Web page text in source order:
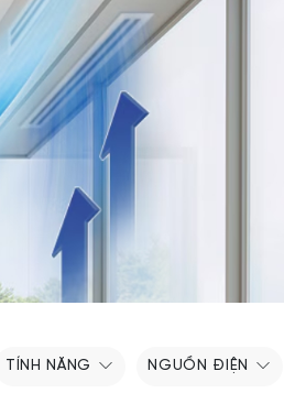
TÍNH NĂNG NGUỒN ĐIỆN